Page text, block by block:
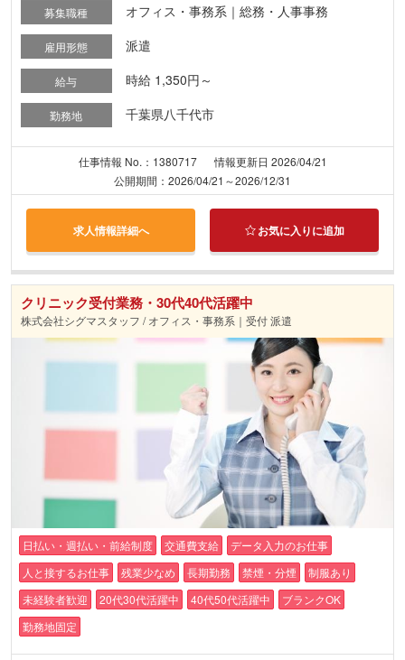
募集職種 オフィス・事務系｜総務・人事事務
雇用形態 派遣
給与 時給 1,350円～
勤務地 千葉県八千代市
仕事情報 No.：1380717
情報更新日 2026/04/21
公開期間：2026/04/21～2026/12/31
求人情報詳細へ お気に入りに追加
クリニック受付業務・30代40代活躍中
株式会社シグマスタッフ / オフィス・事務系｜受付 派遣
日払い・週払い・前給制度 交通費支給
データ入力のお仕事
人と接するお仕事
残業少なめ 長期勤務 禁煙・分煙
制服あり
未経験者歓迎
20代30代活躍中 40代50代活躍中
ブランクOK
勤務地固定